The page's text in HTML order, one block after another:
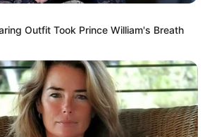
Outfit Took Prince William's Breath